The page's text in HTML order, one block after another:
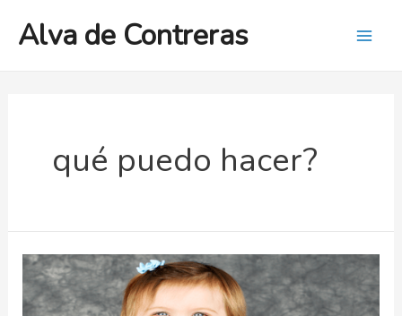
Alva de Contreras
qué puedo hacer?